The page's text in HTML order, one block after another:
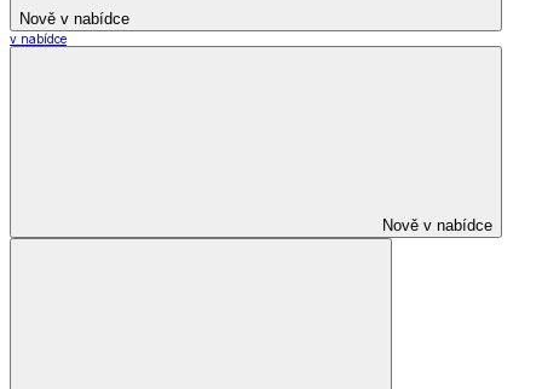
Nově v nabídce
v nabídce
Nově v nabídce